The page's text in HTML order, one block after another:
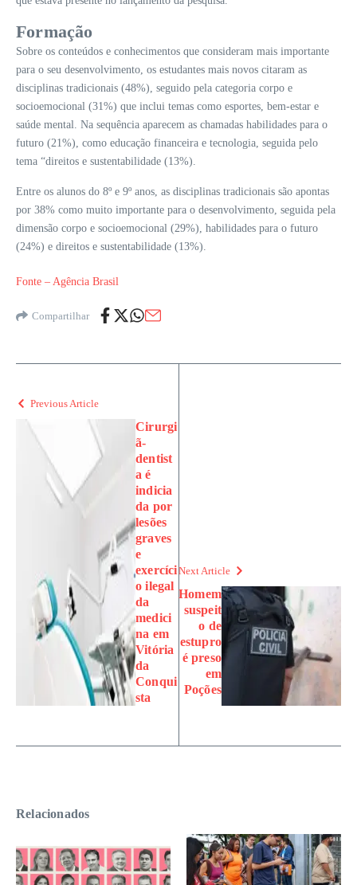
Formação
Sobre os conteúdos e conhecimentos que consideram mais importante
para o seu desenvolvimento, os estudantes mais novos citaram as
disciplinas tradicionais (48%), seguido pela categoria corpo e
socioemocional (31%) que inclui temas como esportes, bem-estar e
saúde mental. Na sequência aparecem as chamadas habilidades para o
futuro (21%), como educação financeira e tecnologia, seguida pelo
tema “direitos e sustentabilidade (13%).
Entre os alunos do 8º e 9º anos, as disciplinas tradicionais são apontas
por 38% como muito importante para o desenvolvimento, seguida pela
dimensão corpo e socioemocional (29%), habilidades para o futuro
(24%) e direitos e sustentabilidade (13%).
Fonte – Agência Brasil
Compartilhar
Previous Article
Cirurgi
ã-
dentist
a é
indicia
da por
lesões
graves
e
exercíci
o ilegal
da
medici
na em
Vitória
da
Conqui
sta
Next Article
Homem
suspeit
o de
estupro
é preso
em
Poções
Relacionados